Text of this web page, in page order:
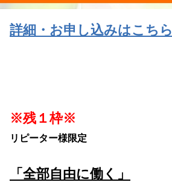
詳細・お申し込みはこちら
※残１枠※
リピーター様限定
「全部自由に働く」